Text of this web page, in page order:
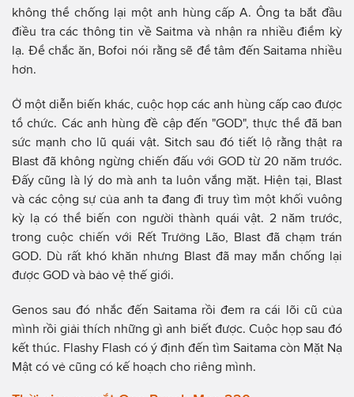
không thể chống lại một anh hùng cấp A. Ông ta bắt đầu
điều tra các thông tin về Saitma và nhận ra nhiều điểm kỳ
lạ. Để chắc ăn, Bofoi nói rằng sẽ để tâm đến Saitama nhiều
hơn.
Ở một diễn biến khác, cuộc họp các anh hùng cấp cao được
tổ chức. Các anh hùng đề cập đến "GOD", thực thể đã ban
sức mạnh cho lũ quái vật. Sitch sau đó tiết lộ rằng thật ra
Blast đã không ngừng chiến đấu với GOD từ 20 năm trước.
Đấy cũng là lý do mà anh ta luôn vắng mặt. Hiện tại, Blast
và các cộng sự của anh ta đang đi truy tìm một khối vuông
kỳ lạ có thể biến con người thành quái vật. 2 năm trước,
trong cuộc chiến với Rết Trưởng Lão, Blast đã chạm trán
GOD. Dù rất khó khăn nhưng Blast đã may mắn chống lại
được GOD và bảo vệ thế giới.
Genos sau đó nhắc đến Saitama rồi đem ra cái lõi cũ của
mình rồi giải thích những gì anh biết được. Cuộc họp sau đó
kết thúc. Flashy Flash có ý định đến tìm Saitama còn Mặt Nạ
Mật có vẻ cũng có kế hoạch cho riêng mình.